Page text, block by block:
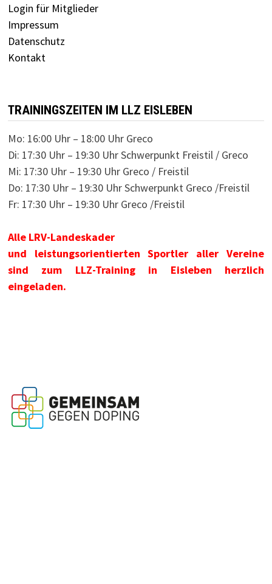
Login für Mitglieder
Impressum
Datenschutz
Kontakt
TRAININGSZEITEN IM LLZ EISLEBEN
Mo: 16:00 Uhr – 18:00 Uhr Greco
Di: 17:30 Uhr – 19:30 Uhr Schwerpunkt Freistil / Greco
Mi: 17:30 Uhr – 19:30 Uhr Greco / Freistil
Do: 17:30 Uhr – 19:30 Uhr Schwerpunkt Greco /Freistil
Fr: 17:30 Uhr – 19:30 Uhr Greco /Freistil
Alle LRV-Landeskader
und leistungsorientierten Sportler aller Vereine
sind zum LLZ-Training in Eisleben herzlich
eingeladen.